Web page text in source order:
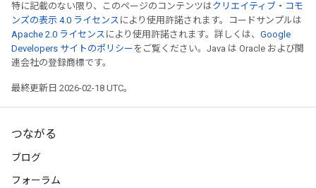
特に記載のない限り、このページのコンテンツはクリエイティブ・コモ
ンズの表示 4.0 ライセンス により使用許諾されます。コードサンプルは
Apache 2.0 ライセンス により使用許諾されます。詳しくは、 Google
Developers サイトのポリシー をご覧ください。Java は Oracle および関
連会社の登録商標です。
最終更新日 2026-02-18 UTC。
つながる
ブログ
フォーラム